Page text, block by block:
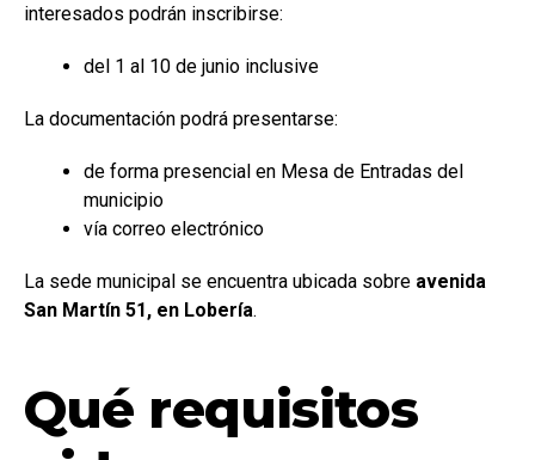
interesados podrán inscribirse:
del 1 al 10 de junio inclusive
La documentación podrá presentarse:
de forma presencial en Mesa de Entradas del
municipio
vía correo electrónico
La sede municipal se encuentra ubicada sobre avenida
San Martín 51, en Lobería.
Qué requisitos